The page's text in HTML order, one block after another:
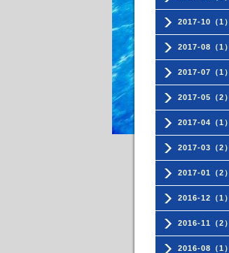
2017-10（1）
2017-08（1）
2017-07（1）
2017-05（2）
2017-04（1）
2017-03（2）
2017-01（2）
2016-12（1）
2016-11（2）
2016-08（1）